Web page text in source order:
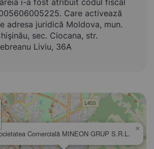
i-a fost atribuit codul fiscal
Care activează
adresa juridică Moldova, mun.
sec. Ciocana, str.
Liviu, 36A
Comercială MINEON GRUP S.R.L.
×